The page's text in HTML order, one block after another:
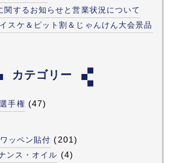
関するお知らせと営業状況について
スケ＆ピット割＆じゃんけん大会景品
カテゴリー
手権 (47)
ッペン貼付 (201)
ンス・オイル (4)